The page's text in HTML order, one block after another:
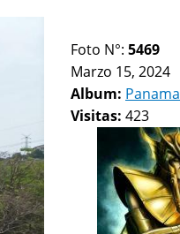
Foto N°: 5469
Marzo 15, 2024
Album: Panama
Visitas: 423